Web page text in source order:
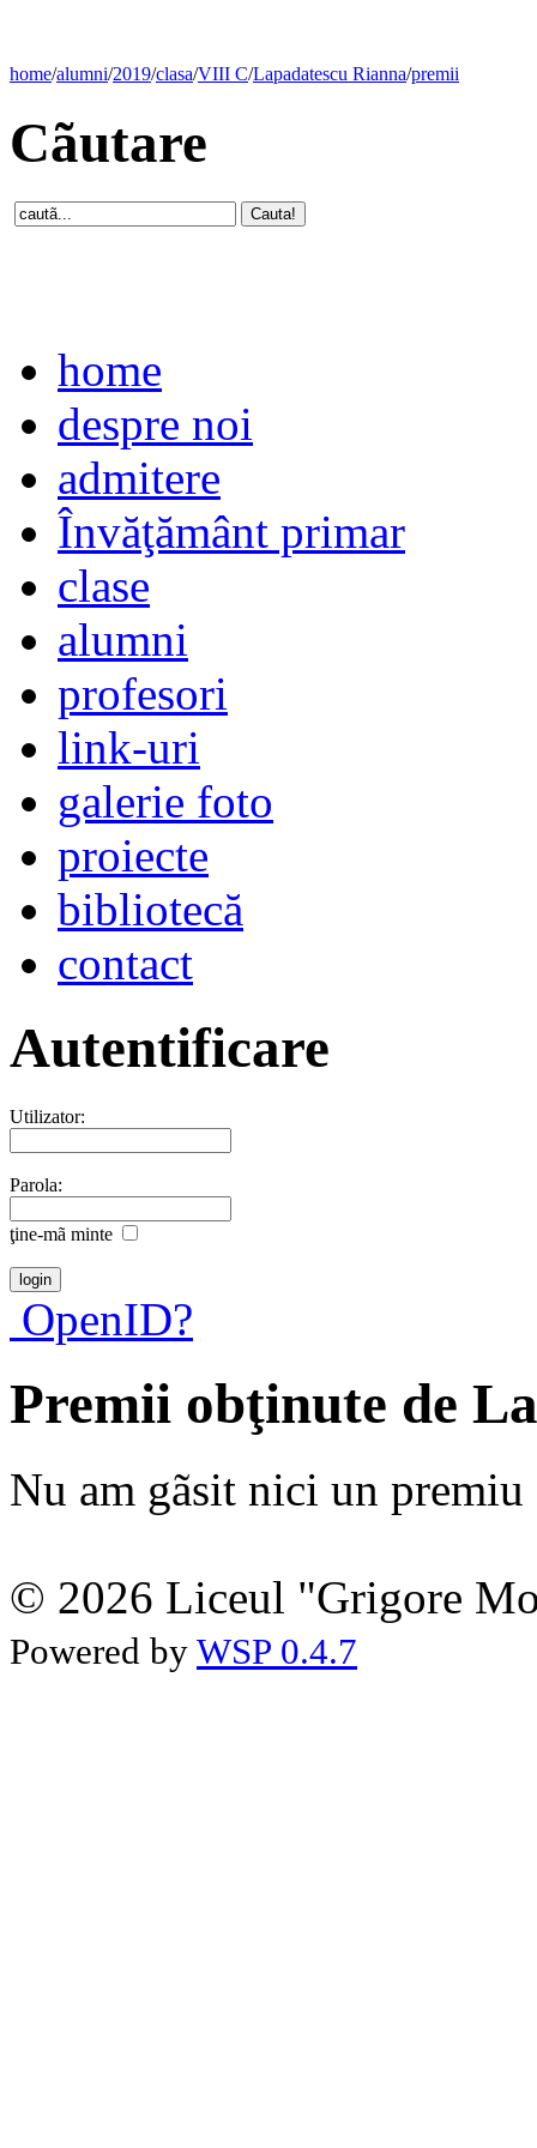
home/alumni/2019/clasa/VIII C/Lapadatescu Rianna/premii
Cãutare
home
despre noi
admitere
Învăţământ primar
clase
alumni
profesori
link-uri
galerie foto
proiecte
bibliotecă
contact
Autentificare
Utilizator:
Parola:
ţine-mã minte
OpenID?
Premii obţinute de
Nu am gãsit nici un premiu
© 2026 Liceul "Grigore
Powered by WSP 0.4.7